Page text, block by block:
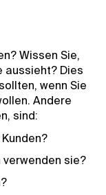
Wissen Sie,
aussieht? Dies
wenn Sie
Andere
sind:
sie?